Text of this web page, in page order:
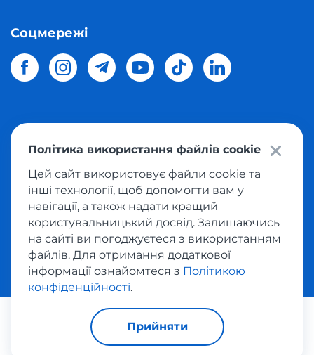
Соцмережі
магазинів світу в Україну.Всі права захищені
Політика конфіденційності
Публічна оферта
Умови користування сервісом викупу товарів
За транзакції відповідає:
Політика використання файлів cookie
Цей сайт використовує файли cookie та
інші технології, щоб допомогти вам у
навігації, а також надати кращий
користувальницький досвід. Залишаючись
на сайті ви погоджуєтеся з використанням
файлів. Для отримання додаткової
інформації ознайомтеся з Політикою
конфіденційності.
Прийняти